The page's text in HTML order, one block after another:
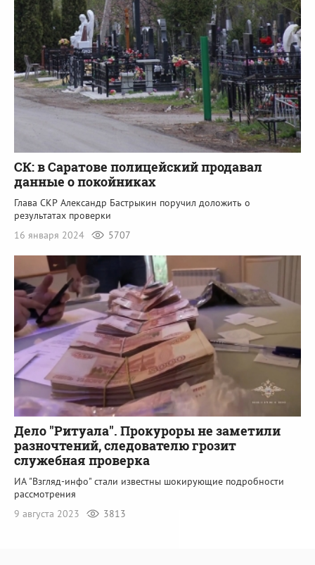
СК: в Саратове полицейский продавал
данные о покойниках
Глава СКР Александр Бастрыкин поручил доложить о
результатах проверки
16 января 2024
5707
Дело "Ритуала". Прокуроры не заметили
разночтений, следователю грозит
служебная проверка
ИА "Взгляд-инфо" стали известны шокирующие подробности
рассмотрения
9 августа 2023
3813